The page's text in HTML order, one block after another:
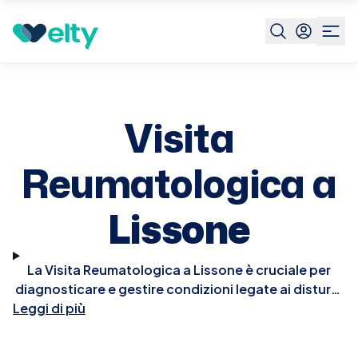
Prenota visita Lissone
Visita
Reumatologica a
Lissone
La Visita Reumatologica a Lissone è cruciale per
diagnosticare e gestire condizioni legate ai disturbi
del sistema muscolo-scheletrico e del tessuto
Leggi di più